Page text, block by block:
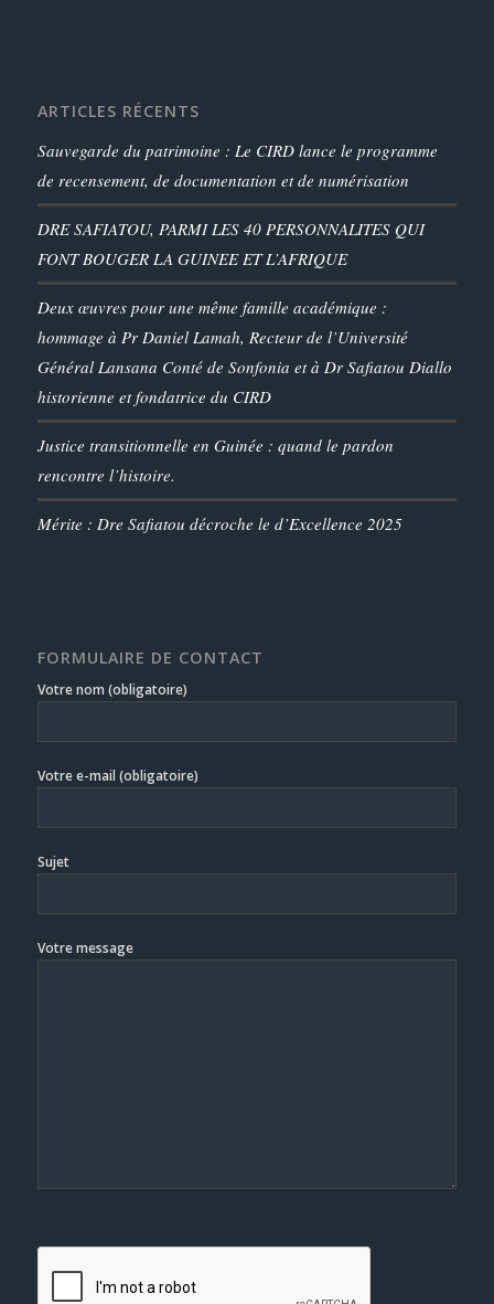
ARTICLES RÉCENTS
Sauvegarde du patrimoine : Le CIRD lance le programme
de recensement, de documentation et de numérisation
DRE SAFIATOU, PARMI LES 40 PERSONNALITES QUI
FONT BOUGER LA GUINEE ET L’AFRIQUE
Deux œuvres pour une même famille académique :
hommage à Pr Daniel Lamah, Recteur de l’Université
Général Lansana Conté de Sonfonia et à Dr Safiatou Diallo
historienne et fondatrice du CIRD
Justice transitionnelle en Guinée : quand le pardon
rencontre l’histoire.
Mérite : Dre Safiatou décroche le d’Excellence 2025
FORMULAIRE DE CONTACT
Votre nom (obligatoire)
Votre e-mail (obligatoire)
Sujet
Votre message